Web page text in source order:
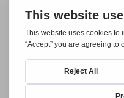
Continuité et avenir
 Beatriz Lauenroth
 Avr 24, 2026